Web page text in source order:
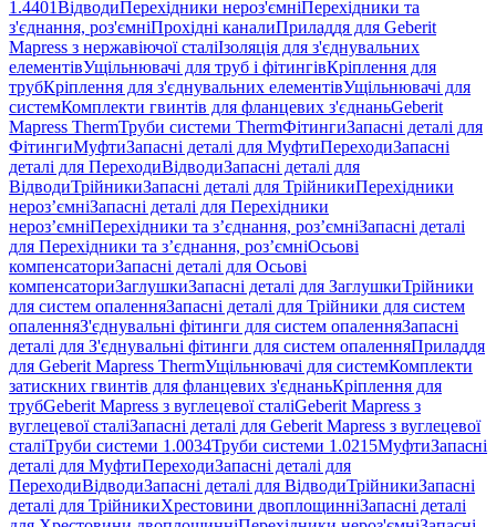
1.4401ВідводиПерехідники нероз'ємніПерехідники та
з'єднання, роз'ємніПрохідні каналиПриладдя для Geberit
Mapress з нержавіючої сталіІзоляція для з'єднувальних
елементівУщільнювачі для труб і фітингівКріплення для
трубКріплення для з'єднувальних елементівУщільнювачі для
системКомплекти гвинтів для фланцевих з'єднаньGeberit
Mapress ThermТруби системи ThermФітингиЗапасні деталі для
ФітингиМуфтиЗапасні деталі для МуфтиПереходиЗапасні
деталі для ПереходиВідводиЗапасні деталі для
ВідводиТрійникиЗапасні деталі для ТрійникиПерехідники
нероз’ємніЗапасні деталі для Перехідники
нероз’ємніПерехідники та з’єднання, роз’ємніЗапасні деталі
для Перехідники та з’єднання, роз’ємніОсьові
компенсаториЗапасні деталі для Осьові
компенсаториЗаглушкиЗапасні деталі для ЗаглушкиТрійники
для систем опаленняЗапасні деталі для Трійники для систем
опаленняЗ'єднувальні фітинги для систем опаленняЗапасні
деталі для З'єднувальні фітинги для систем опаленняПриладдя
для Geberit Mapress ThermУщільнювачі для системКомплекти
затискних гвинтів для фланцевих з'єднаньКріплення для
трубGeberit Mapress з вуглецевої сталіGeberit Mapress з
вуглецевої сталіЗапасні деталі для Geberit Mapress з вуглецевої
сталіТруби системи 1.0034Труби системи 1.0215МуфтиЗапасні
деталі для МуфтиПереходиЗапасні деталі для
ПереходиВідводиЗапасні деталі для ВідводиТрійникиЗапасні
деталі для ТрійникиХрестовини двоплощинніЗапасні деталі